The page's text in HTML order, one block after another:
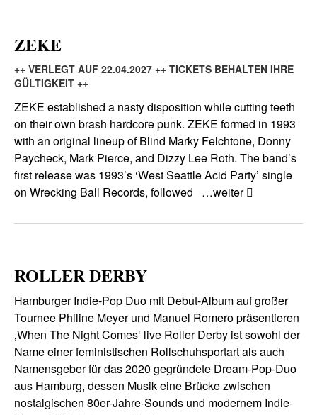
ZEKE
++ VERLEGT AUF 22.04.2027 ++ TICKETS BEHALTEN IHRE
GÜLTIGKEIT ++
ZEKE established a nasty disposition while cutting teeth
on their own brash hardcore punk. ZEKE formed in 1993
with an original lineup of Blind Marky Felchtone, Donny
Paycheck, Mark Pierce, and Dizzy Lee Roth. The band’s
first release was 1993’s ‘West Seattle Acid Party’ single
on Wrecking Ball Records, followed …weiter
ROLLER DERBY
Hamburger Indie-Pop Duo mit Debut-Album auf großer
Tournee Philine Meyer und Manuel Romero präsentieren
‚When The Night Comes‘ live Roller Derby ist sowohl der
Name einer feministischen Rollschuhsportart als auch
Namensgeber für das 2020 gegründete Dream-Pop-Duo
aus Hamburg, dessen Musik eine Brücke zwischen
nostalgischen 80er-Jahre-Sounds und modernem Indie-